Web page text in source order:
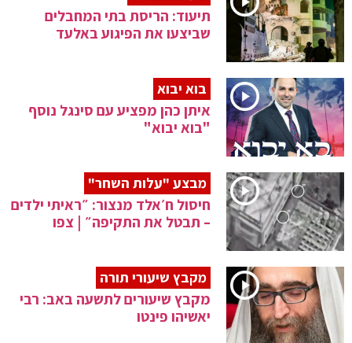
תיעוד: הריסת בתי המחבלים
שביצעו את הפיגוע באלעד
בוא יבוא
איתן כהן מפציע עם סינגל נוסף
"בוא יבוא"
מבצע "עלות השחר"
חיסול ח׳אלד מנצור: ״ראיתי ילדים
– תבטל את התקיפה״ | צפו
מקבץ שיעורי תורה
מקבץ שיעורים לתשעה באב: רבי
יאשיהו פינטו